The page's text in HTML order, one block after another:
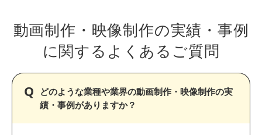
動画制作・映像制作の実績・事例
に関する よくあるご質問
どのような業種や業界の動画制作・映像制作の実
績・事例がありますか？